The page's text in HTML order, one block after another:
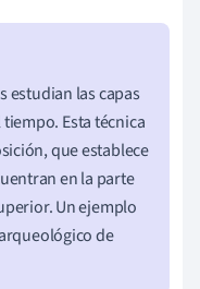
estudian las capas
Esta técnica
que establece
en la parte
Un ejemplo
de